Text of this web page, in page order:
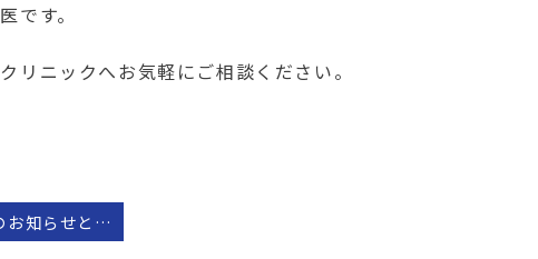
す。
ニックへお気軽にご相談ください。
臨時休診のお知らせとなります